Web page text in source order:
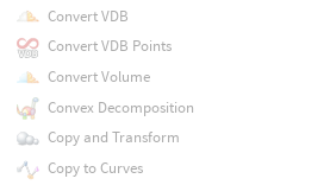
Convert VDB
Convert VDB Points
Convert Volume
Convex Decomposition
Copy and Transform
Copy to Curves